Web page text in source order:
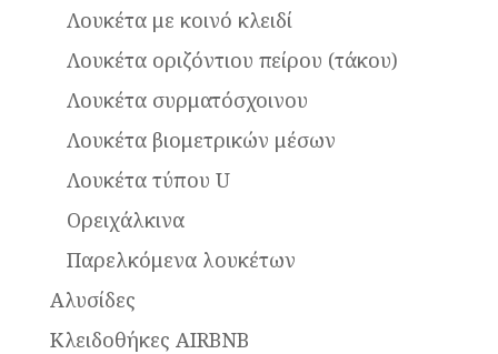
Λουκέτα με κοινό κλειδί
Λουκέτα οριζόντιου πείρου (τάκου)
Λουκέτα συρματόσχοινου
Λουκέτα βιομετρικών μέσων
Λουκέτα τύπου U
Ορειχάλκινα
Παρελκόμενα λουκέτων
Αλυσίδες
Κλειδοθήκες AIRBNB